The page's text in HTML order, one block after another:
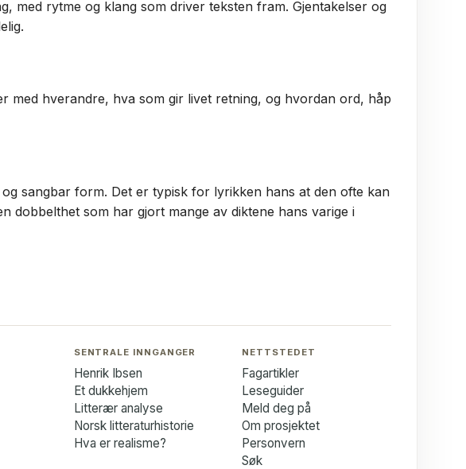
med rytme og klang som driver teksten fram. Gjentakelser og
med hverandre, hva som gir livet retning, og hvordan ord, håp
sangbar form. Det er typisk for lyrikken hans at den ofte kan
dobbelthet som har gjort mange av diktene hans varige i
SENTRALE INNGANGER
Henrik Ibsen
Et dukkehjem
Litterær analyse
Norsk litteraturhistorie
Hva er realisme?
NETTSTEDET
Fagartikler
Leseguider
Meld deg på
Om prosjektet
Personvern
Søk